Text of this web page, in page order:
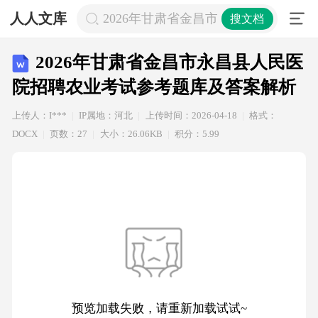
人人文库 2026年甘肃省金昌市永昌县人民医院
搜文档
2026年甘肃省金昌市永昌县人民医
院招聘农业考试参考题库及答案解析
上传人：I*** IP属地：河北 上传时间：2026-04-18
格式：
DOCX
页数：27 大小：26.06KB 积分：5.99
预览加载失败，请重新加载试试~